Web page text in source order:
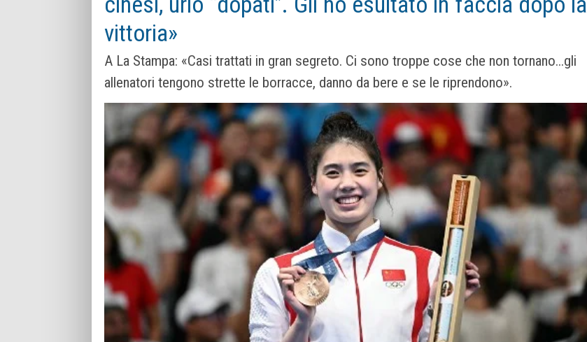
vittoria»
A La Stampa: «Casi trattati in gran segreto. Ci sono troppe cose che non tornano...gli
allenatori tengono strette le borracce, danno da bere e se le riprendono».